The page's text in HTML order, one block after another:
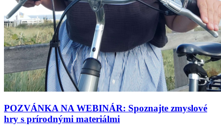
POZVÁNKA NA WEBINÁR: Spoznajte zmyslové
hry s prírodnými materiálmi